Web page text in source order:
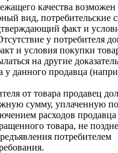
качества возможен
вид, потребительские
факт и
у потребителя
и условия покупки
на другие
у данного продавца
от товара продавец
сумму, уплаченную
расходов продавца
товара, не
потребителем